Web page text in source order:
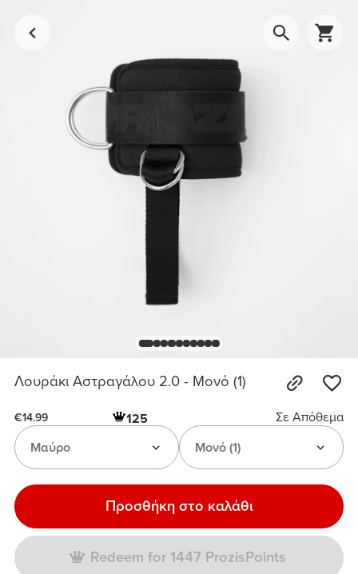
Λουράκι Αστραγάλου 2.0 - Μονό (1)
€14.99 125
Σε Απόθεμα
Μονό (1)
Μαύρο
Προσθήκη στο καλάθι
Redeem for 1447 ProzisPoints